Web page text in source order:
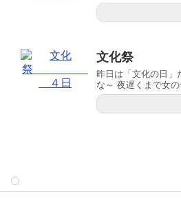
文化祭
昨日は「文化の日
な～ 夜遅くまで女